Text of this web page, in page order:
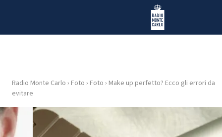
Radio Monte Carlo
HOME
RADIO
Radio Monte Carlo › Foto › Foto › Make up perfetto? Ecco gli errori da
evitare